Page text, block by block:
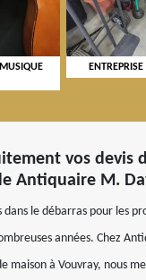
vos devis
Antiquaire M.
dans le débarras pour les
années. Chez
maison à Vouvray, nous